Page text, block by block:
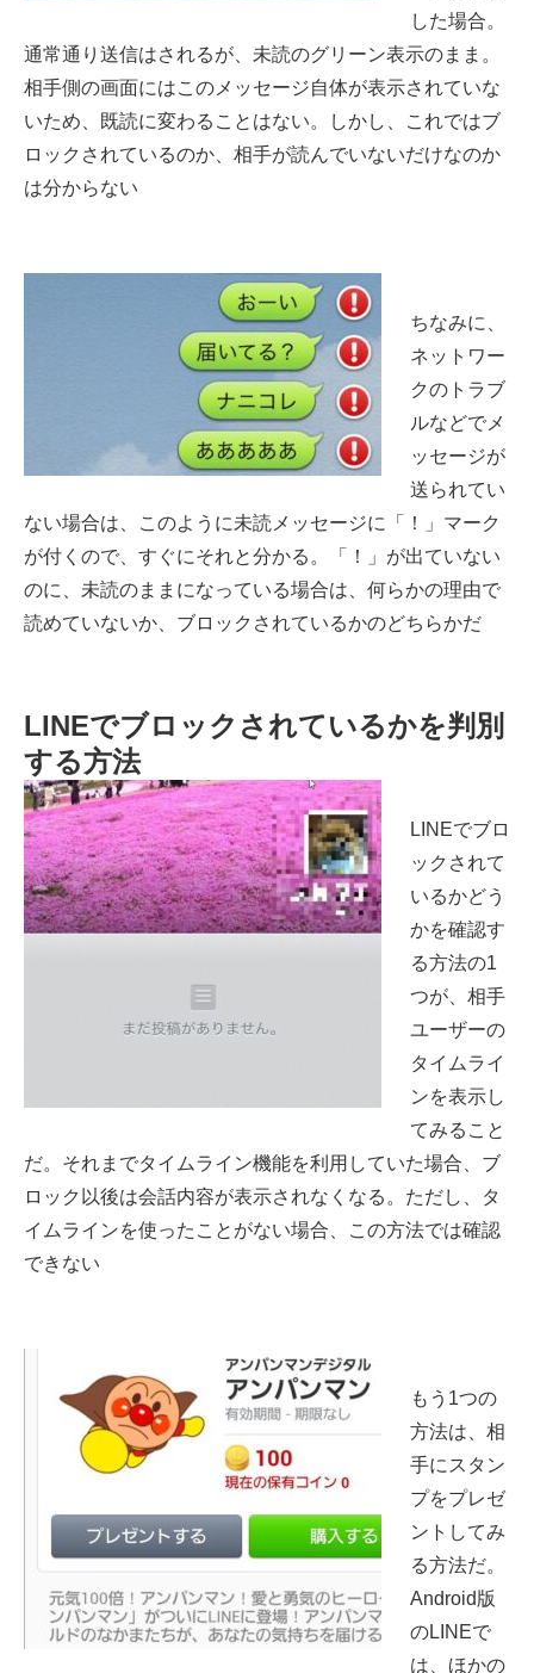
した場合。
通常通り送信はされるが、未読のグリーン表示のまま。
相手側の画面にはこのメッセージ自体が表示されていな
いため、既読に変わることはない。しかし、これではブ
ロックされているのか、相手が読んでいないだけなのか
は分からない
ちなみに、
ネットワー
クのトラブ
ルなどでメ
ッセージが
送られてい
ない場合は、このように未読メッセージに「！」マーク
が付くので、すぐにそれと分かる。「！」が出ていない
のに、未読のままになっている場合は、何らかの理由で
読めていないか、ブロックされているかのどちらかだ
LINEでブロックされているかを判別
する方法
LINEでブロ
ックされて
いるかどう
かを確認す
る方法の1
つが、相手
ユーザーの
タイムライ
ンを表示し
てみること
だ。それまでタイムライン機能を利用していた場合、ブ
ロック以後は会話内容が表示されなくなる。ただし、タ
イムラインを使ったことがない場合、この方法では確認
できない
もう1つの
方法は、相
手にスタン
プをプレゼ
ントしてみ
る方法だ。
Android版
のLINEで
は、ほかの